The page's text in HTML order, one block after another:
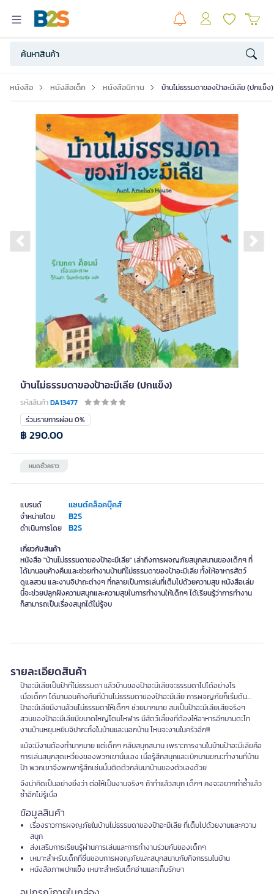
หนังสือ หนังสือเด็ก หนังสือนิทาน บ้านไม่ธรรมดาของป้าอะมีเลีย (ปกแข็ง)
Previous slide
บ้านไม่ธรรมดาของป้าอะมีเลีย (ปกแข็ง)
รหัสสินค้าDA13477
แบรนด์ แซนต์คล็อคบุ๊คส์
จำหน่ายโดย B2S
ดำเนินการโดย B2S
ร่วมรายการผ่อน 0%
หมดชั่วคราว
฿ 290.00
เกี่ยวกับสินค้า
หนังสือ "บ้านไม่ธรรมดาของป้าอะมีเลีย" เล่าถึงการผจญภัยสนุกสนานของเด็กๆ ที่
ได้มานอนค้างคืนและช่วยทำงานบ้านที่ไม่ธรรมดาของป้าอะมีเลีย ทั้งให้อาหารสัตว์
ดูแลสวน และงานจิปาถะต่างๆ ที่กลายเป็นการเล่นที่เต็มไปด้วยความสุข หนังสือเล่ม
นี้จะช่วยปลูกฝังความสนุกและความสุขในการทำงานให้เด็กๆ ได้เรียนรู้ว่าการทำงาน
ก็สามารถเป็นเรื่องสนุกได้ไม่รู้จบ
รายละเอียดสินค้า
ป้าอะมีเลียเป็นป้าที่ไม่ธรรมดา แล้วบ้านของป้าอะมีเลียจะธรรมดาไปได้อย่างไร
เมื่อเด็กๆ ได้มานอนค้างคืนที่บ้านไม่ธรรมดาของป้าอะมีเลีย การผจญภัยก็เริ่มต้น...
ป้าอะมีเลียมีงานล้วนไม่ธรรมดาให้เด็กๆ ช่วยมากมาย สมเป็นป้าอะมีเลียเสียจริงๆ
สวนของป้าอะมีเลียมีขนาดใหญ่โตมโหฬาร มีสัตว์เลี้ยงที่ต้องให้อาหารอีกบานตะไท
งานบ้านหยุมหยิมจิปาถะทั้งในบ้านและนอกบ้าน ไหนจะงานในครัวอีก!!!
แม้จะมีงานต้องทำมากมาย แต่เด็กๆ กลับสนุกสนาน เพราะการงานในบ้านป้าอะมีเลียคือ
การเล่นสนุกสุดเหวี่ยงของพวกเขานั่นเอง เมื่อรู้สึกสนุกและเบิกบานขณะทำงานที่บ้าน
ป้า พวกเขาจึงพกพารู้สึกเช่นนั้นติดตัวกลับมาบ้านของตัวเองด้วย
จึงน่าคิดเป็นอย่างยิ่งว่า ต่อให้เป็นงานจริงๆ ถ้าทำแล้วสนุก เด็กๆ คงจะอยากทำซ้ำแล้ว
ซ้ำอีกไม่รู้เบื่อ
ข้อมูลสินค้า
เรื่องราวการผจญภัยในบ้านไม่ธรรมดาของป้าอะมีเลีย ที่เต็มไปด้วยงานและความ
สนุก
ส่งเสริมการเรียนรู้ผ่านการเล่นและการทำงานร่วมกันของเด็กๆ
เหมาะสำหรับเด็กที่ชื่นชอบการผจญภัยและสนุกสนานกับกิจกรรมในบ้าน
หนังสือภาพปกแข็ง เหมาะสำหรับเด็กอ่านและเก็บรักษา